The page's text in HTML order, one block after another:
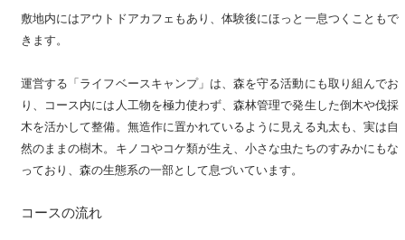
敷地内にはアウトドアカフェもあり、体験後にほっと一息つくこともで
きます。
運営する「ライフベースキャンプ」は、森を守る活動にも取り組んでお
り、コース内には人工物を極力使わず、森林管理で発生した倒木や伐採
木を活かして整備。無造作に置かれているように見える丸太も、実は自
然のままの樹木。キノコやコケ類が生え、小さな虫たちのすみかにもな
っており、森の生態系の一部として息づいています。
コースの流れ